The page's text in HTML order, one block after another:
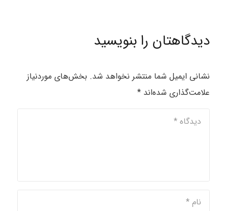
دیدگاهتان را بنویسید
نشانی ایمیل شما منتشر نخواهد شد. بخش‌های موردنیاز
علامت‌گذاری شده‌اند *